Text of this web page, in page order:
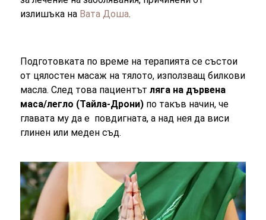
излишъка на Вата Доша.
Подготовката по време на терапията се състои
от цялостен масаж на тялото, използващ билкови
масла. След това пациентътляга на дървена
маса/легло (Тайла-Дрони) по такъв начин, че
главата му да е повдигната, а над нея да виси
глинен или меден съд.